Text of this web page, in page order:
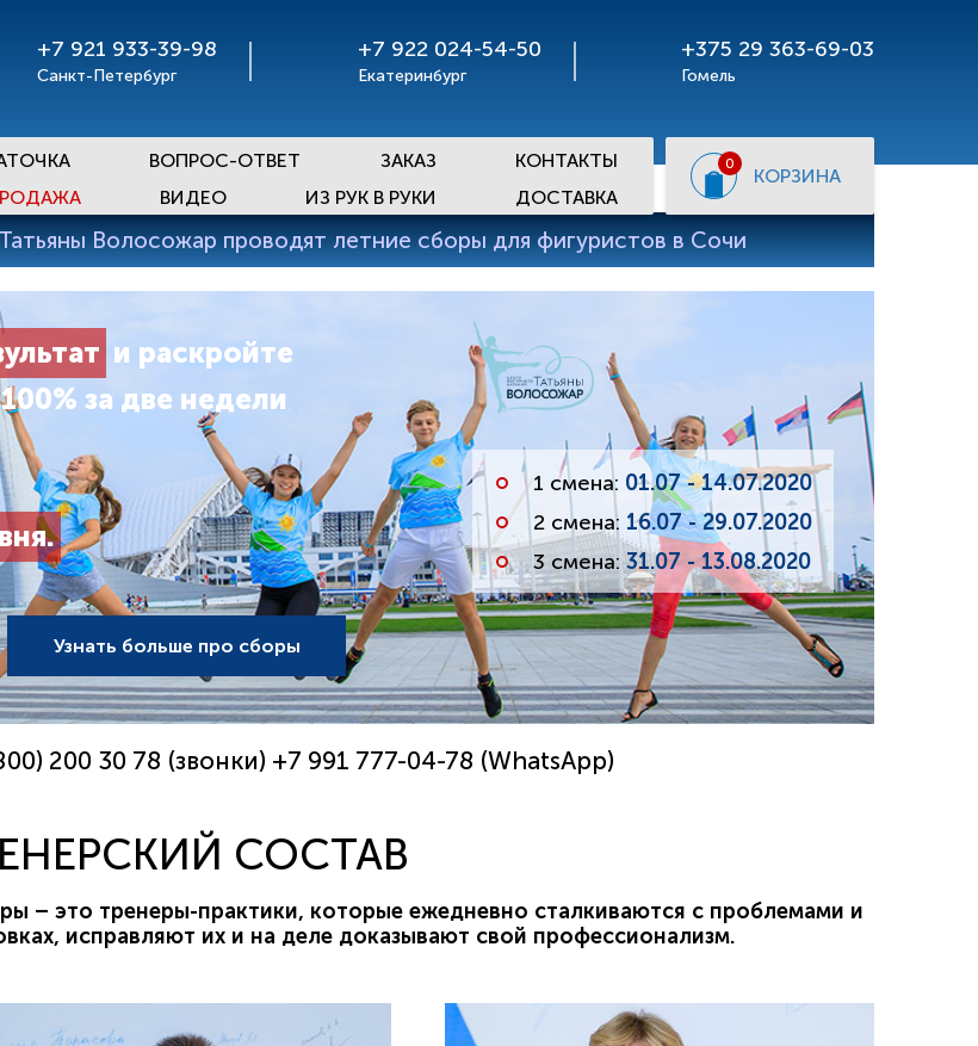
+7 921 933-39-98
Санкт-Петербург
+7 922 024-54-50
Екатеринбург
+375 29 363-69-03
Гомель
ВОПРОС-ОТВЕТ ЗАКАЗ
КОНТАКТЫ
ВИДЕО ИЗ РУК В РУКИ ДОСТАВКА
0
КОРЗИНА
Волосожар проводят летние сборы для фигуристов в Сочи
и раскройте
за две недели
1 смена: 01.07 - 14.07.2020
2 смена: 16.07 - 29.07.2020
3 смена:31.07 - 13.08.2020
Узнать больше про сборы
200 30 78 (звонки) +7 991 777-04-78 (WhatsApp)
СОСТАВ
– это тренеры-практики, которые ежедневно сталкиваются с проблемами и
исправляют их и на деле доказывают свой профессионализм.